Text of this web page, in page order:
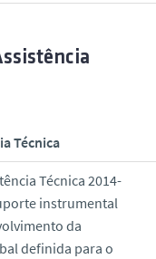
Técnica
Técnica 2014-
instrumental
da
definida para o